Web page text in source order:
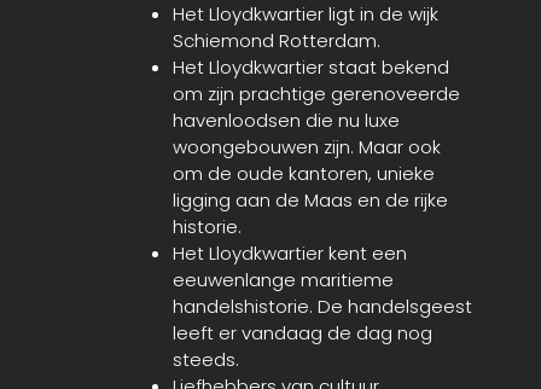
Het Lloydkwartier ligt in de wijk
Schiemond Rotterdam.
Het Lloydkwartier staat bekend
om zijn prachtige gerenoveerde
havenloodsen die nu luxe
woongebouwen zijn. Maar ook
om de oude kantoren, unieke
ligging aan de Maas en de rijke
historie.
Het Lloydkwartier kent een
eeuwenlange maritieme
handelshistorie. De handelsgeest
leeft er vandaag de dag nog
steeds.